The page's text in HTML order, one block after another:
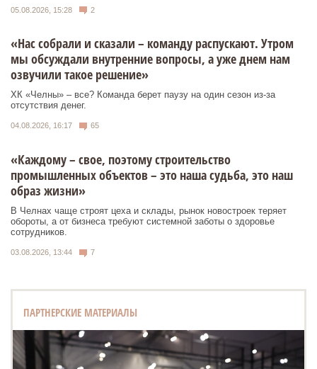
05.08.2026, 15:28 2
«Нас собрали и сказали – команду распускают. Утром
мы обсуждали внутренние вопросы, а уже днем нам
озвучили такое решение»
ХК «Челны» – все? Команда берет паузу на один сезон из-за
отсутствия денег.
04.08.2026, 16:17 65
«Каждому – свое, поэтому строительство
промышленных объектов – это наша судьба, это наш
образ жизни»
В Челнах чаще строят цеха и склады, рынок новостроек теряет
обороты, а от бизнеса требуют системной заботы о здоровье
сотрудников.
03.08.2026, 13:44 7
ПАРТНЕРСКИЕ МАТЕРИАЛЫ